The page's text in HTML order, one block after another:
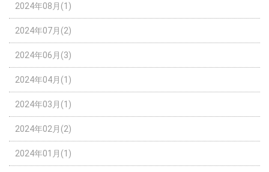
2024年08月(1)
2024年07月(2)
2024年06月(3)
2024年04月(1)
2024年03月(1)
2024年02月(2)
2024年01月(1)